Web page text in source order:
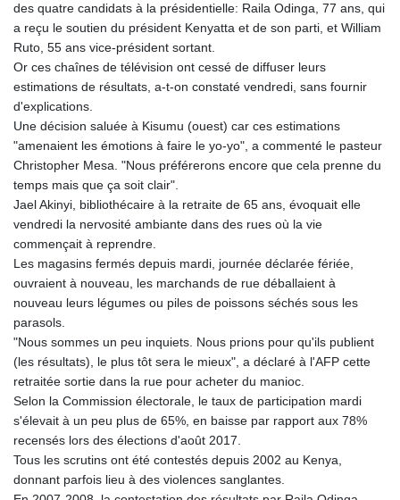
des quatre candidats à la présidentielle: Raila Odinga, 77 ans, qui
a reçu le soutien du président Kenyatta et de son parti, et William
Ruto, 55 ans vice-président sortant.
Or ces chaînes de télévision ont cessé de diffuser leurs
estimations de résultats, a-t-on constaté vendredi, sans fournir
d'explications.
Une décision saluée à Kisumu (ouest) car ces estimations
"amenaient les émotions à faire le yo-yo", a commenté le pasteur
Christopher Mesa. "Nous préférerons encore que cela prenne du
temps mais que ça soit clair".
Jael Akinyi, bibliothécaire à la retraite de 65 ans, évoquait elle
vendredi la nervosité ambiante dans des rues où la vie
commençait à reprendre.
Les magasins fermés depuis mardi, journée déclarée fériée,
ouvraient à nouveau, les marchands de rue déballaient à
nouveau leurs légumes ou piles de poissons séchés sous les
parasols.
"Nous sommes un peu inquiets. Nous prions pour qu'ils publient
(les résultats), le plus tôt sera le mieux", a déclaré à l'AFP cette
retraitée sortie dans la rue pour acheter du manioc.
Selon la Commission électorale, le taux de participation mardi
s'élevait à un peu plus de 65%, en baisse par rapport aux 78%
recensés lors des élections d'août 2017.
Tous les scrutins ont été contestés depuis 2002 au Kenya,
donnant parfois lieu à des violences sanglantes.